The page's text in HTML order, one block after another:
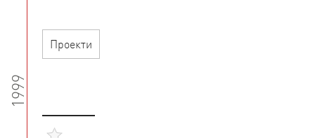
Проекти
1999